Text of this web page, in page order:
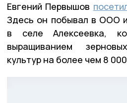
Евгений Первышов
Здесь он побывал в ООО
в селе Алексеевка,
выращиванием
культур на более чем 8